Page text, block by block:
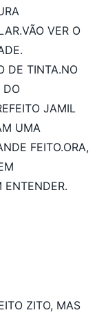
VER O
DE TINTA.NO
DO
JAMIL
UMA
FEITO.ORA,
ENTENDER.
ZITO, MAS